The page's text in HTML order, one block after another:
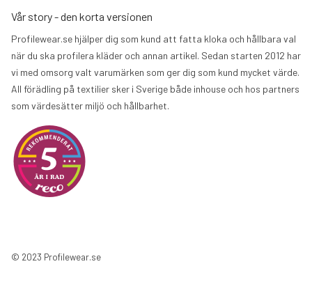
Vår story - den korta versionen
Profilewear.se hjälper dig som kund att fatta kloka och hållbara val
när du ska profilera kläder och annan artikel. Sedan starten 2012 har
vi med omsorg valt varumärken som ger dig som kund mycket värde.
All förädling på textilier sker i Sverige både inhouse och hos partners
som värdesätter miljö och hållbarhet.
© 2023 Profilewear.se